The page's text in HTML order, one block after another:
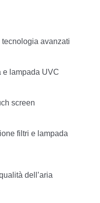
avanzati
e lampada UVC
screen
filtri e lampada
dell’aria